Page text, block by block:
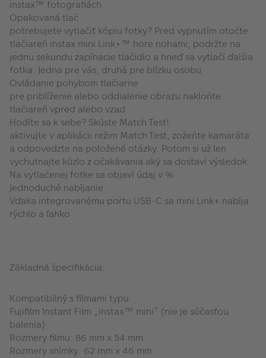
instax™ fotografiách
Opakovaná tlač
potrebujete vytlačiť kópiu fotky? Pred vypnutím otočte
tlačiareň instax mini Link+™ hore nohami, podržte na
jednu sekundu zapínacie tlačidlo a hneď sa vytlačí ďalšia
fotka. Jedna pre vás, druhá pre blízku osobu
Ovládanie pohybom tlačiarne
pre priblíženie alebo oddialenie obrazu nakloňte
tlačiareň vpred alebo vzad
Hodíte sa k sebe? Skúste Match Test!
aktivujte v aplikácii režim Match Test, zožeňte kamaráta
a odpovedzte na položené otázky. Potom si už len
vychutnajte kúzlo z očakávania aký sa dostaví výsledok.
Na vytlačenej fotke sa objaví údaj v %.
Jednoduché nabíjanie
Vďaka integrovanému portu USB-C sa mini Link+ nabíja
rýchlo a ľahko
Základná špecifikácia:
Kompatibilný s filmami typu:
Fujifilm Instant Film „instax™ mini“ (nie je súčasťou
balenia)
Rozmery filmu: 86 mm x 54 mm
Rozmery snímky: 62 mm x 46 mm